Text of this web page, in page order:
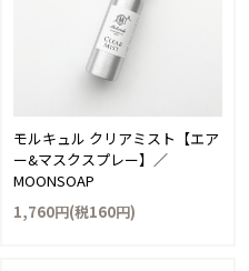
モルキュル クリアミスト【エア
ー&マスクスプレー】／
MOONSOAP
1,760円(税160円)